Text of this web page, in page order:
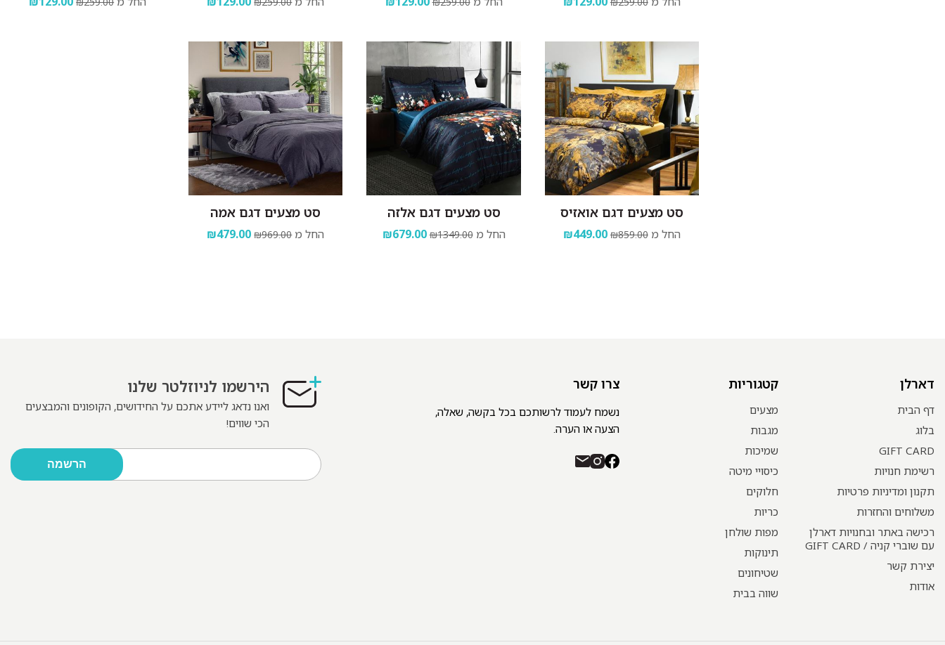
סט מצעים דגם אואזיס
החל מ ₪859.00
₪449.00
סט מצעים דגם אלזה
החל מ ₪1349.00
₪679.00
סט מצעים דגם אמה
החל מ ₪969.00
₪479.00
דארלן
דף הבית
בלוג
GIFT CARD
רשימת חנויות
תקנון ומדיניות פרטיות
משלוחים והחזרות
רכישה באתר ובחנויות דארלן
עם שוברי קניה / GIFT CARD
יצירת קשר
אודות
קטגוריות
מצעים
מגבות
שמיכות
כיסויי מיטה
חלוקים
כריות
מפות שולחן
תינוקות
שטיחונים
שווה בבית
צרו קשר
נשמח לעמוד לרשותכם בכל בקשה, שאלה,
הצעה או הערה.
הירשמו לניוזלטר שלנו
ואנו נדאג ליידע אתכם על החידושים, הקופונים והמבצעים
הכי שווים!